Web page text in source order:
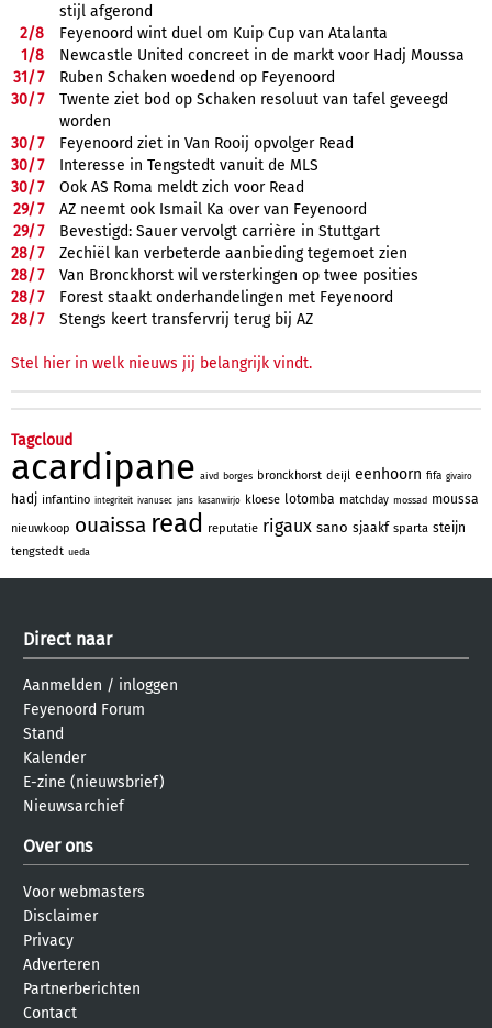
stijl afgerond
2/8
Feyenoord wint duel om Kuip Cup van Atalanta
1/8
Newcastle United concreet in de markt voor Hadj Moussa
31/7
Ruben Schaken woedend op Feyenoord
30/7
Twente ziet bod op Schaken resoluut van tafel geveegd
worden
30/7
Feyenoord ziet in Van Rooij opvolger Read
30/7
Interesse in Tengstedt vanuit de MLS
30/7
Ook AS Roma meldt zich voor Read
29/7
AZ neemt ook Ismail Ka over van Feyenoord
29/7
Bevestigd: Sauer vervolgt carrière in Stuttgart
28/7
Zechiël kan verbeterde aanbieding tegemoet zien
28/7
Van Bronckhorst wil versterkingen op twee posities
28/7
Forest staakt onderhandelingen met Feyenoord
28/7 Stengs keert transfervrij terug bij AZ
Stel hier in welk nieuws jij belangrijk vindt.
Tagcloud
acardipane aivd borges bronckhorst deijl eenhoorn fifa givairo
hadj infantino integriteit ivanusec jans kasanwirjo kloese lotomba matchday mossad moussa
nieuwkoop ouaissa read reputatie rigaux sano sjaakf sparta steijn
tengstedt ueda
Direct naar
Aanmelden / inloggen
Feyenoord Forum
Stand
Kalender
E-zine (nieuwsbrief)
Nieuwsarchief
Over ons
Voor webmasters
Disclaimer
Privacy
Adverteren
Partnerberichten
Contact